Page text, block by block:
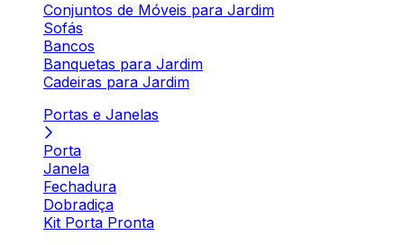
Conjuntos de Móveis para Jardim
Sofás
Bancos
Banquetas para Jardim
Cadeiras para Jardim
Portas e Janelas
Porta
Janela
Fechadura
Dobradiça
Kit Porta Pronta